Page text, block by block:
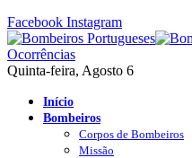
Facebook Instagram
Ocorrências
Quinta-feira, Agosto 6
Início
Bombeiros
Corpos de Bombeiros
Missão